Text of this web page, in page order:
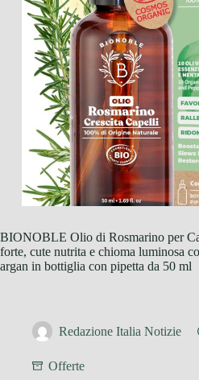
BIONOBLE Olio di Rosmarino per
forte, cute nutrita e chioma luminosa
argan in bottiglia con pipetta da 50 ml
Redazione Italia Notizie
Offerte